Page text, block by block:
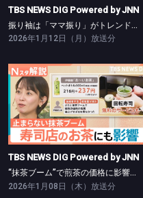
TBS NEWS DIG Powered by JNN
振り袖は「ママ振り」がトレンド【Nスタ】
2026年1月12日（月）放送分
TBS NEWS DIG Powered by JNN
“抹茶ブーム”で煎茶の価格に影響が【Nスタ】
TBS NEWS DIG Powered by JNN
“抹茶ブーム”で煎茶の価格に影響が【Nスタ】
2026年1月08日（木）放送分